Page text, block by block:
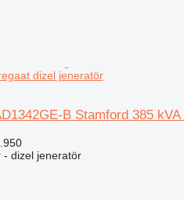
dizel jeneratör
B Stamford 385
- dizel jeneratör